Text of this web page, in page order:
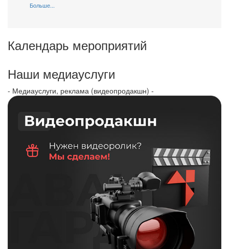
Больше...
Календарь мероприятий
Наши медиауслуги
- Медиауслуги, реклама (видеопродакшн) -